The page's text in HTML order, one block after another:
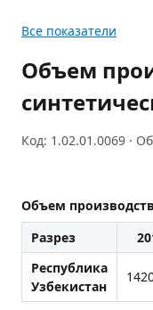
Все показатели
Объем
Код: 1.02.01.0069 ·
Объем
Разрез
Республика
Узбекистан